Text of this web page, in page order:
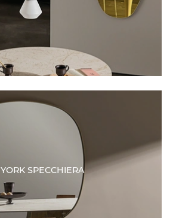
YORK SPECCHIERA